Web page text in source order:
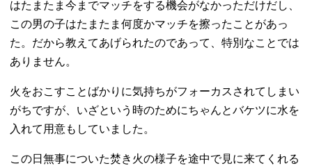
はたまたま今までマッチをする機会がなかっただけだし、
この男の子はたまたま何度かマッチを擦ったことがあっ
た。だから教えてあげられたのであって、特別なことでは
ありません。
火をおこすことばかりに気持ちがフォーカスされてしまい
がちですが、いざという時のためにちゃんとバケツに水を
入れて用意もしていました。
この日無事についた焚き火の様子を途中で見に来てくれる